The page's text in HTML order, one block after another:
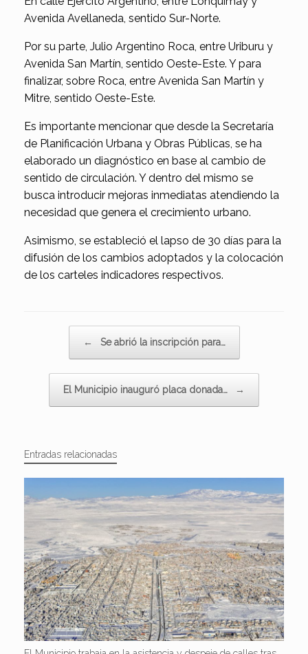
Avenida Avellaneda, sentido Sur-Norte.
Por su parte, Julio Argentino Roca, entre Uriburu y
Avenida San Martín, sentido Oeste-Este. Y para
finalizar, sobre Roca, entre Avenida San Martín y
Mitre, sentido Oeste-Este.
Es importante mencionar que desde la Secretaría
de Planificación Urbana y Obras Públicas, se ha
elaborado un diagnóstico en base al cambio de
sentido de circulación. Y dentro del mismo se
busca introducir mejoras inmediatas atendiendo la
necesidad que genera el crecimiento urbano.
Asimismo, se estableció el lapso de 30 días para la
difusión de los cambios adoptados y la colocación
de los carteles indicadores respectivos.
← Se abrió la inscripción para…
El Municipio inauguró placa donada… →
Entradas relacionadas